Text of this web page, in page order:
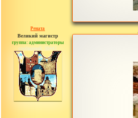
Рената
Великий магистр
группа: администраторы
сообщений: 30442